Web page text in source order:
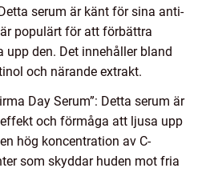
serum är känt för sina anti-
populärt för att förbättra
upp den. Det innehåller bland
och närande extrakt.
Day Serum”: Detta serum är
och förmåga att ljusa upp
hög koncentration av C-
som skyddar huden mot fria